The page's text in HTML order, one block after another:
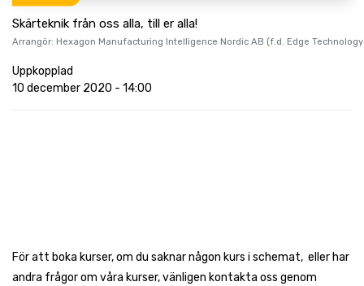
Skärteknik från oss alla, till er alla!
Arrangör: Hexagon Manufacturing Intelligence Nordic AB (f.d. Edge
Uppkopplad
10 december 2020 - 14:00
För att boka kurser, om du saknar någon kurs i schemat, eller har
andra frågor om våra kurser, vänligen kontakta oss genom